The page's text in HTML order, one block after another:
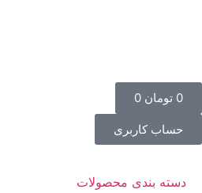
0 تومان 0
حساب کاربری
دسته بندی محصولات